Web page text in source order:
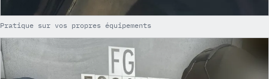
Pratique sur vos propres équipements